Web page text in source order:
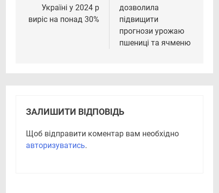
Україні у 2024 р
виріс на понад 30%
дозволила
підвищити
прогнози урожаю
пшениці та ячменю
ЗАЛИШИТИ ВІДПОВІДЬ
Щоб відправити коментар вам необхідно
авторизуватись.